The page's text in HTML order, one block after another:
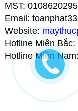
MST: 0108620295
Email:
Website:
Hotline Miền Bắc:
Hotline Miền Nam: